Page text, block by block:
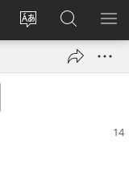
Rimaynikita
cambianapaq
Qallarinaykipaq
(abre
JW.ORG
nisqapi